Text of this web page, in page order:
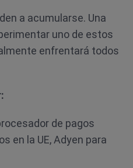
a acumularse. Una
uno de estos
enfrentará todos
de pagos
en la UE, Adyen para